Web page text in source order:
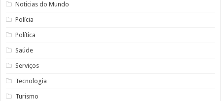
Noticias do Mundo
Polícia
Política
Saúde
Serviços
Tecnologia
Turismo